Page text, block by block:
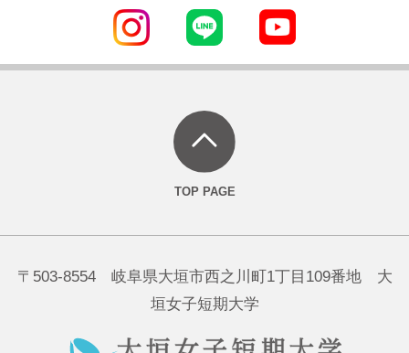
〒503-8554 岐阜県大垣市西之川町1丁目109番地 大
垣女子短期大学